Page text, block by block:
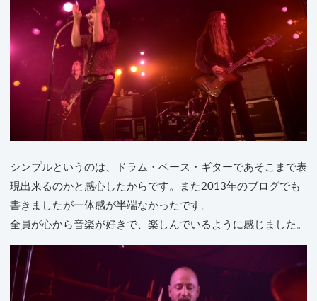
シンプルというのは、ドラム・ベース・ギターであそこまで表
現出来るのかと感心したからです。また2013年のブログでも
書きましたが一体感が半端なかったです。
全員が心から音楽が好きで、楽しんでいるように感じました。